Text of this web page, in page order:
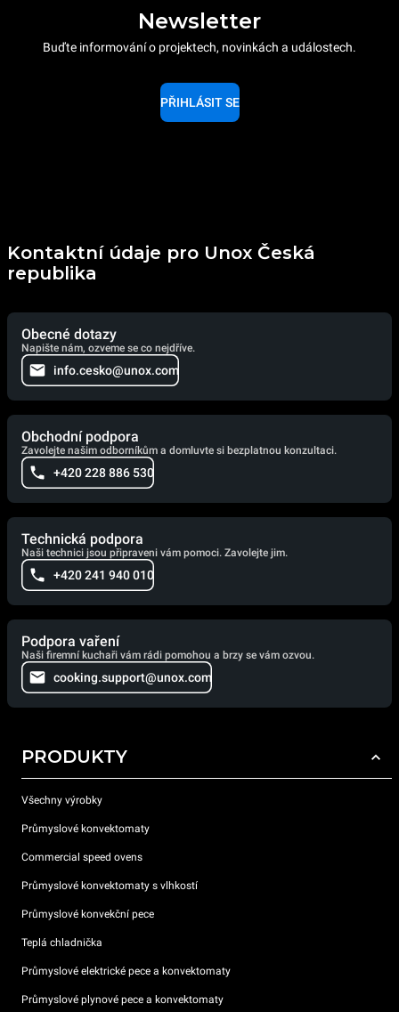
Newsletter
Buďte informování o projektech, novinkách a událostech.
PŘIHLÁSIT SE
Kontaktní údaje pro Unox Česká
republika
Obecné dotazy
Napište nám, ozveme se co nejdříve.
info.cesko@unox.com
Obchodní podpora
Zavolejte našim odborníkům a domluvte si bezplatnou konzultaci.
+420 228 886 530
Technická podpora
Naši technici jsou připraveni vám pomoci. Zavolejte jim.
+420 241 940 010
Podpora vaření
Naši firemní kuchaři vám rádi pomohou a brzy se vám ozvou.
cooking.support@unox.com
PRODUKTY
Všechny výrobky
Průmyslové konvektomaty
Commercial speed ovens
Průmyslové konvektomaty s vlhkostí
Průmyslové konvekční pece
Teplá chladnička
Průmyslové elektrické pece a konvektomaty
Průmyslové plynové pece a konvektomaty